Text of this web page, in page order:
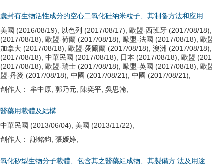
囊封有生物活性成分的空心二氧化硅纳米粒子、其制备方法和应用
美國 (2016/08/19), 以色列 (2017/08/17), 歐盟-西班牙 (2017/08/18),
(2017/08/18), 歐盟-荷蘭 (2017/08/18), 歐盟-法國 (2017/08/18), 歐
加拿大 (2017/08/18), 歐盟-愛爾蘭 (2017/08/18), 澳洲 (2017/08/
(2017/08/18), 中華民國 (2017/08/18), 日本 (2017/08/18), 歐盟
(2017/08/18), 歐盟-瑞士 (2017/08/18), 歐盟-英國 (2017/08/18), 歐
盟-丹麥 (2017/08/18), 中國 (2017/08/21), 中國 (2017/08/21),
創作人： 牟中原, 郭乃元, 陳奕平, 吳思翰,
醫藥用載體及結構
中華民國 (2013/06/04), 美國 (2013/11/22),
創作人： 謝銘鈞, 張媛婷,
氧化矽型生物分子載體、包含其之醫藥組成物、其製備方 法及用途